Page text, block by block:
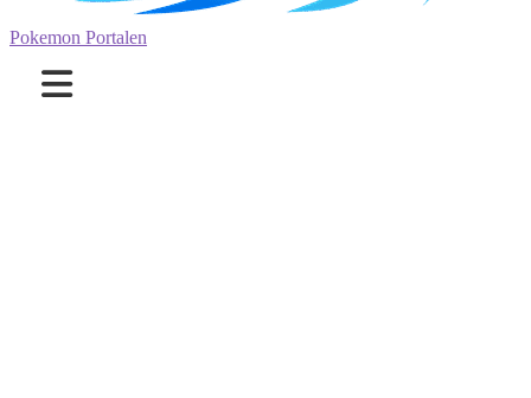
Pokemon Portalen